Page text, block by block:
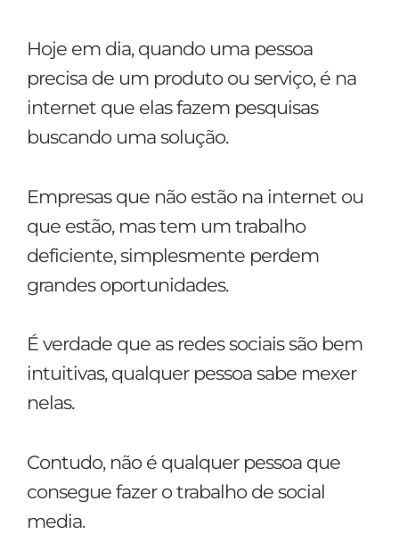
Hoje em dia, quando uma pessoa
precisa de um produto ou serviço, é na
internet que elas fazem pesquisas
buscando uma solução.
Empresas que não estão na internet ou
que estão, mas tem um trabalho
deficiente, simplesmente perdem
grandes oportunidades.
É verdade que as redes sociais são bem
intuitivas, qualquer pessoa sabe mexer
nelas.
Contudo, não é qualquer pessoa que
consegue fazer o trabalho de social
media.